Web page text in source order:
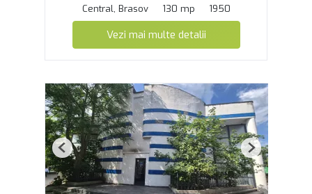
Central, Brasov
130 mp 1950
Vezi mai multe detalii
Previous Next